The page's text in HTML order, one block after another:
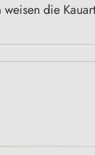
die